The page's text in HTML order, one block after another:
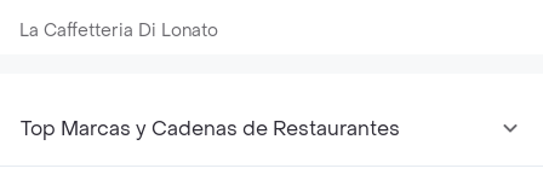
La Caffetteria Di Lonato
Top Marcas y Cadenas de Restaurantes